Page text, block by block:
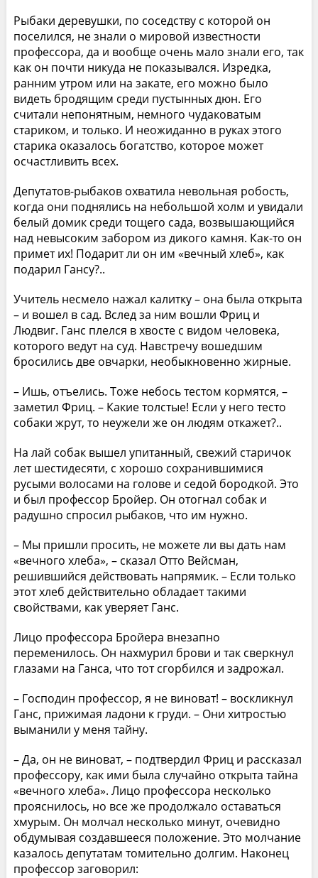
Рыбаки деревушки, по соседству с которой он
поселился, не знали о мировой известности
профессора, да и вообще очень мало знали его, так
как он почти никуда не показывался. Изредка,
ранним утром или на закате, его можно было
видеть бродящим среди пустынных дюн. Его
считали непонятным, немного чудаковатым
стариком, и только. И неожиданно в руках этого
старика оказалось богатство, которое может
осчастливить всех.
Депутатов-рыбаков охватила невольная робость,
когда они поднялись на небольшой холм и увидали
белый домик среди тощего сада, возвышающийся
над невысоким забором из дикого камня. Как-то он
примет их! Подарит ли он им «вечный хлеб», как
подарил Гансу?..
Учитель несмело нажал калитку – она была открыта
– и вошел в сад. Вслед за ним вошли Фриц и
Людвиг. Ганс плелся в хвосте с видом человека,
которого ведут на суд. Навстречу вошедшим
бросились две овчарки, необыкновенно жирные.
– Ишь, отъелись. Тоже небось тестом кормятся, –
заметил Фриц. – Какие толстые! Если у него тесто
собаки жрут, то неужели же он людям откажет?..
На лай собак вышел упитанный, свежий старичок
лет шестидесяти, с хорошо сохранившимися
русыми волосами на голове и седой бородкой. Это
и был профессор Бройер. Он отогнал собак и
радушно спросил рыбаков, что им нужно.
– Мы пришли просить, не можете ли вы дать нам
«вечного хлеба», – сказал Отто Вейсман,
решившийся действовать напрямик. – Если только
этот хлеб действительно обладает такими
свойствами, как уверяет Ганс.
Лицо профессора Бройера внезапно
переменилось. Он нахмурил брови и так сверкнул
глазами на Ганса, что тот сгорбился и задрожал.
– Господин профессор, я не виноват! – воскликнул
Ганс, прижимая ладони к груди. – Они хитростью
выманили у меня тайну.
– Да, он не виноват, – подтвердил Фриц и рассказал
профессору, как ими была случайно открыта тайна
«вечного хлеба». Лицо профессора несколько
прояснилось, но все же продолжало оставаться
хмурым. Он молчал несколько минут, очевидно
обдумывая создавшееся положение. Это молчание
казалось депутатам томительно долгим. Наконец
профессор заговорил: